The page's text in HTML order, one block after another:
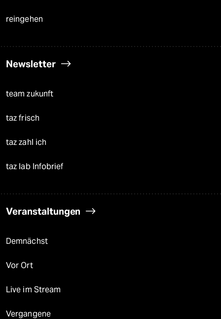
reingehen
Newsletter
team zukunft
taz frisch
taz zahl ich
taz lab Infobrief
Veranstaltungen
Demnächst
Vor Ort
Live im Stream
Vergangene